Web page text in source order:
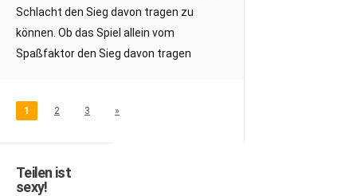
Schlacht den Sieg davon tragen zu
können. Ob das Spiel allein vom
Spaßfaktor den Sieg davon tragen
1 2 3 »
Teilen ist
sexy!